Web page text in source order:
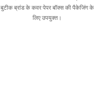
बुटीक ब्रांड के कवर पेपर बॉक्स की पैकेजिंग के
लिए उपयुक्त।